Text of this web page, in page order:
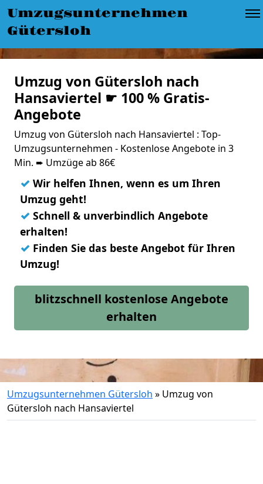
Umzugsunternehmen
Gütersloh
Umzug von Gütersloh nach
Hansaviertel ☛ 100 % Gratis-
Angebote
Umzug von Gütersloh nach Hansaviertel : Top-
Umzugsunternehmen - Kostenlose Angebote in 3
Min. ➨ Umzüge ab 86€
✓ Wir helfen Ihnen, wenn es um Ihren
Umzug geht!
✓ Schnell & unverbindlich Angebote
erhalten!
✓ Finden Sie das beste Angebot für Ihren
Umzug!
blitzschnell kostenlose Angebote
erhalten
Umzugsunternehmen Gütersloh » Umzug von
Gütersloh nach Hansaviertel